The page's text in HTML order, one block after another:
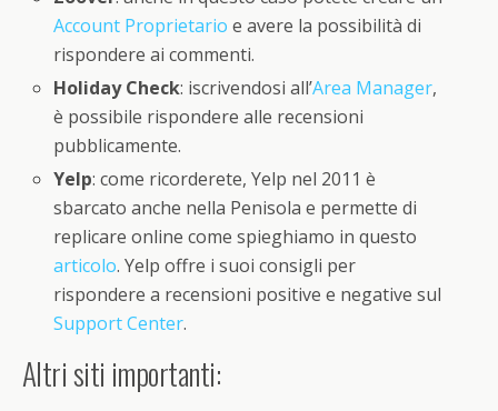
Account Proprietario e avere la possibilità di
rispondere ai commenti.
Holiday Check: iscrivendosi all’Area Manager,
è possibile rispondere alle recensioni
pubblicamente.
Yelp: come ricorderete, Yelp nel 2011 è
sbarcato anche nella Penisola e permette di
replicare online come spieghiamo in questo
articolo. Yelp offre i suoi consigli per
rispondere a recensioni positive e negative sul
Support Center.
Altri siti importanti: